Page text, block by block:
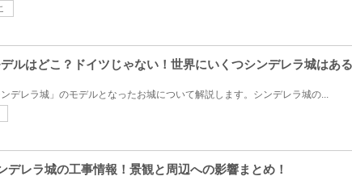
デルはどこ？ドイツじゃない！世界にいくつシンデレラ城はあ
デレラ城」のモデルとなったお城について解説します。シンデレラ城の...
デレラ城の工事情報！景観と周辺への影響まとめ！